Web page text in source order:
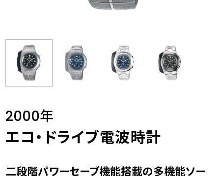
2000年
エコ・ドライブ電波時計
二段階パワーセーブ機能搭載の多機能ソー